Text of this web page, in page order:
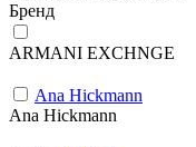
Бренд
ARMANI EXCHNGE
Ana Hickmann
Ana Hickmann